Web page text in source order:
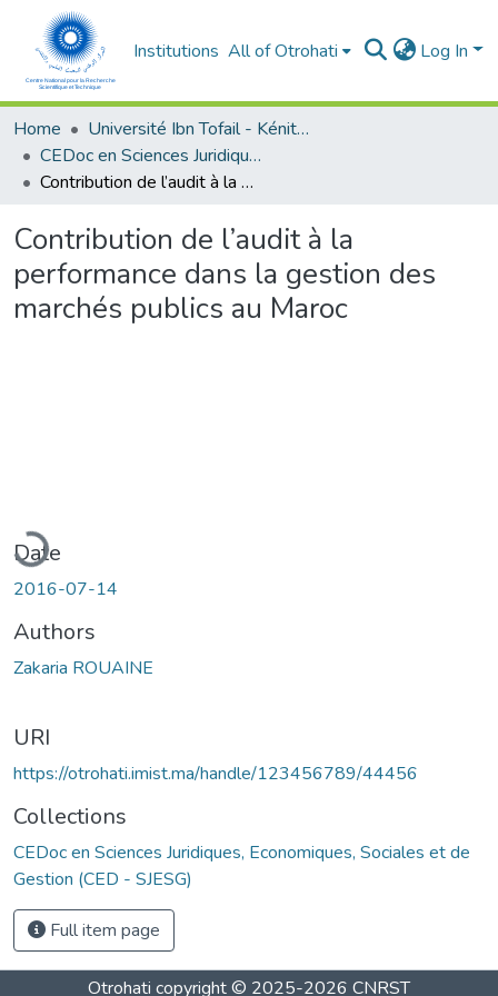
Institutions All of Otrohati Log In
Home
Université Ibn Tofail - Kénitra
CEDoc en Sciences Juridiques, Economiques, Sociales et de Gestion (CED - SJESG)
Contribution de l’audit à la performance dans la gestion des marchés publics au Maroc
Contribution de l’audit à la
performance dans la gestion des
marchés publics au Maroc
Date
2016-07-14
Authors
Zakaria ROUAINE
URI
https://otrohati.imist.ma/handle/123456789/44456
Collections
CEDoc en Sciences Juridiques, Economiques, Sociales et de
Gestion (CED - SJESG)
Full item page
Otrohati copyright © 2025-2026 CNRST